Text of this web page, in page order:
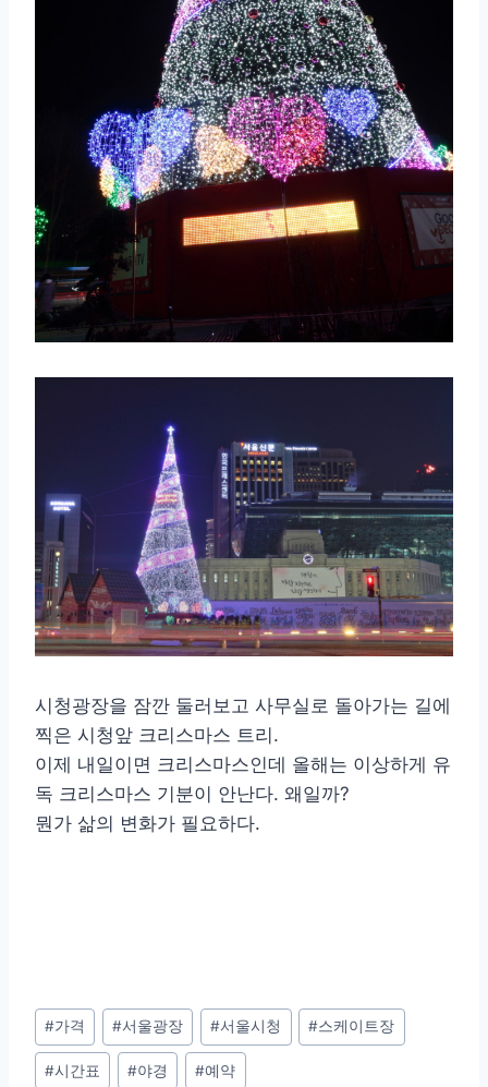
시청광장을 잠깐 둘러보고 사무실로 돌아가는 길에
찍은 시청앞 크리스마스 트리.
이제 내일이면 크리스마스인데 올해는 이상하게 유
독 크리스마스 기분이 안난다. 왜일까?
뭔가 삶의 변화가 필요하다.
Post
Tags:
#가격 #서울광장 #서울시청 #스케이트장
#시간표 #야경 #예약